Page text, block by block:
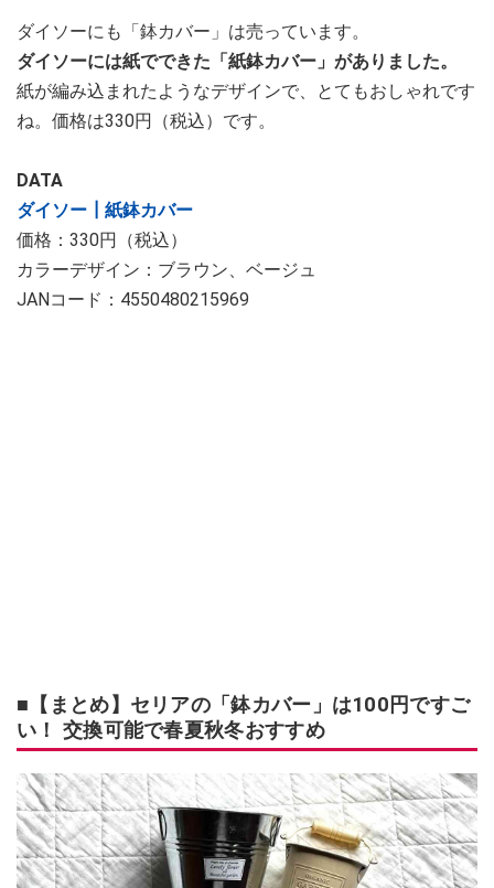
ダイソーにも「鉢カバー」は売っています。
ダイソーには紙でできた「紙鉢カバー」がありました。
紙が編み込まれたようなデザインで、とてもおしゃれです
ね。価格は330円（税込）です。
DATA
ダイソー┃紙鉢カバー
価格：330円（税込）
カラーデザイン：ブラウン、ベージュ
JANコード：4550480215969
■【まとめ】セリアの「鉢カバー」は100円ですご
い！ 交換可能で春夏秋冬おすすめ